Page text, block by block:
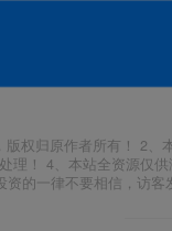
版权归原作者所有！ 2
理！ 4、本站全资源仅
资的一律不要相信，访